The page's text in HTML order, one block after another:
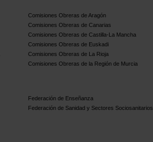
Comisiones Obreras de Aragón
Comisiones Obreras de Canarias
Comisiones Obreras de Castilla-La Mancha
Comisiones Obreras de Euskadi
Comisiones Obreras de La Rioja
Comisiones Obreras de la Región de Murcia
Federación de Enseñanza
Federación de Sanidad y Sectores Sociosanitarios